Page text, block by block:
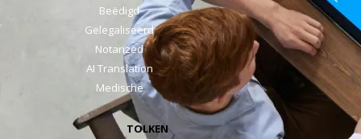
Beëdigd
Gelegaliseerd
Notarized
AI Translation
Medische
TOLKEN